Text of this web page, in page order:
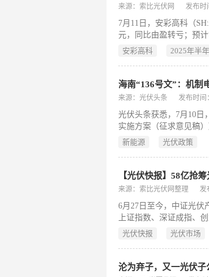
来源：索比光伏网 发布时
7月11日，安彩高科（
元，同比由盈转亏；预
出，本报告期经营业
安彩高科 2025年半
来源：光伏头条 发布时间
光伏头条获悉，7月10日
实施方案（征求意见稿）
新能源
光伏政策
【光伏快报】58亿抢
来源：索比光伏网整理 发
6月27日至今，中证光伏
上证指数、深证成指、
光伏设备板块近十日主
光伏快报 光伏市场
沦为弃子，又一光伏子